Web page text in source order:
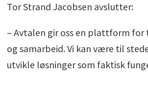
Tor Strand Jacobsen avslutter:
– Avtalen gir oss en plattform
og samarbeid. Vi kan være til
utvikle løsninger som faktisk